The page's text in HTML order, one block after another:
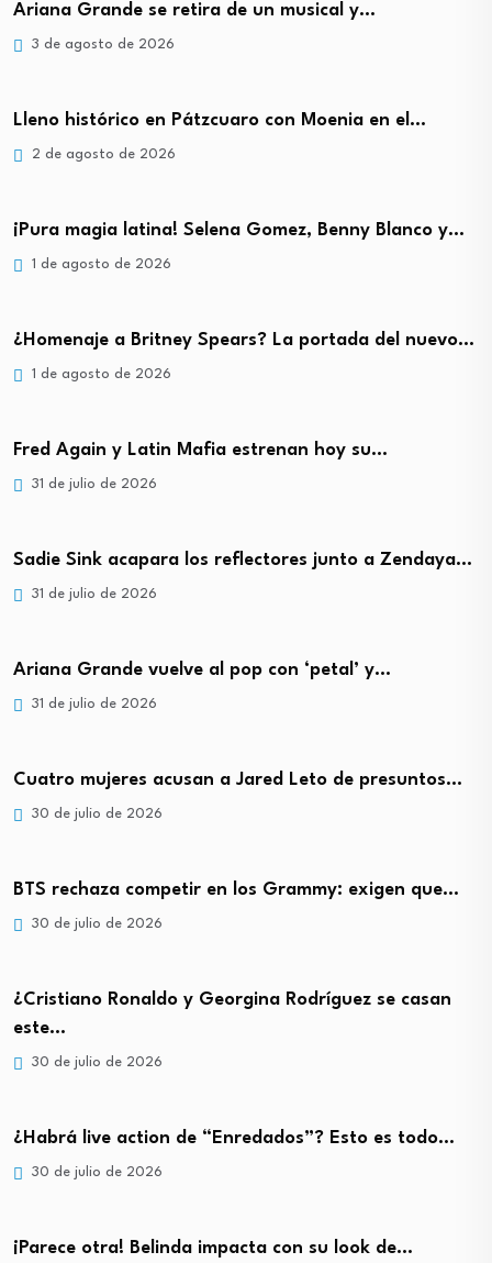
Ariana Grande se retira de un musical y…
3 de agosto de 2026
Lleno histórico en Pátzcuaro con Moenia en el…
2 de agosto de 2026
¡Pura magia latina! Selena Gomez, Benny Blanco y…
1 de agosto de 2026
¿Homenaje a Britney Spears? La portada del nuevo…
1 de agosto de 2026
Fred Again y Latin Mafia estrenan hoy su…
31 de julio de 2026
Sadie Sink acapara los reflectores junto a Zendaya…
31 de julio de 2026
Ariana Grande vuelve al pop con ‘petal’ y…
31 de julio de 2026
Cuatro mujeres acusan a Jared Leto de presuntos…
30 de julio de 2026
BTS rechaza competir en los Grammy: exigen que…
30 de julio de 2026
¿Cristiano Ronaldo y Georgina Rodríguez se casan
este…
30 de julio de 2026
¿Habrá live action de “Enredados”? Esto es todo…
30 de julio de 2026
¡Parece otra! Belinda impacta con su look de…